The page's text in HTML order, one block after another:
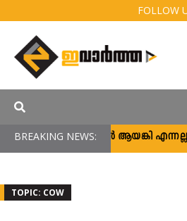
FOLLOW
BREAKING NEWS:
അര്‍ജുന്‍ ആയങ്കി എന്നല്ല,
TOPIC: COW